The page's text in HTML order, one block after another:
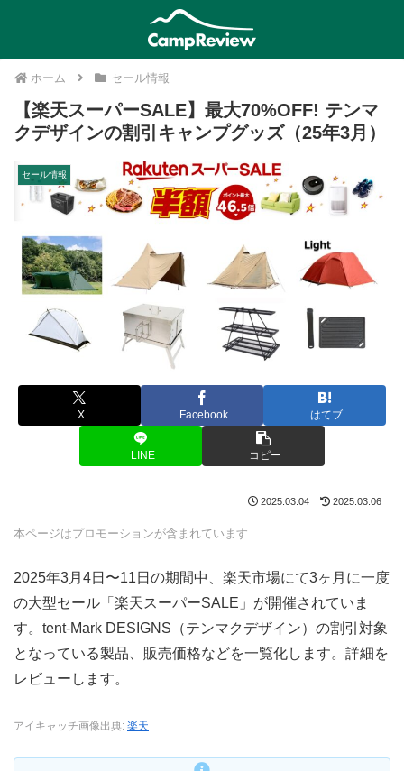
ホーム セール情報
【楽天スーパーSALE】最大70%OFF! テンマ
クデザインの割引キャンプグッズ（25年3月）
セール情報
X Facebook はてブ
LINE コピー
2025.03.04 2025.03.06
本ページはプロモーションが含まれています
2025年3月4日〜11日の期間中、楽天市場にて3ヶ月に一度
の大型セール「楽天スーパーSALE」が開催されていま
す。tent-Mark DESIGNS（テンマクデザイン）の割引対象
となっている製品、販売価格などを一覧化します。詳細を
レビューします。
アイキャッチ画像出典: 楽天